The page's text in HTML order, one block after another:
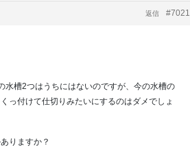
#7021
返信
水槽2つはうちにはないのですが、今の水槽の
っ付けて仕切りみたいにするのはダメでしょ
りますか？